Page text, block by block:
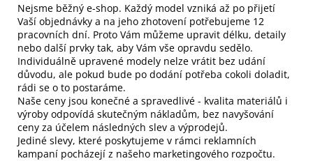
Nejsme běžný e-shop. Každý model vzniká až po přijetí
Vaší objednávky a na jeho zhotovení potřebujeme 12
pracovních dní. Proto Vám můžeme upravit délku, detaily
nebo další prvky tak, aby Vám vše opravdu sedělo.
Individuálně upravené modely nelze vrátit bez udání
důvodu, ale pokud bude po dodání potřeba cokoli doladit,
rádi se o to postaráme.
Naše ceny jsou konečné a spravedlivé - kvalita materiálů i
výroby odpovídá skutečným nákladům, bez navyšování
ceny za účelem následných slev a výprodejů.
Jediné slevy, které poskytujeme v rámci reklamních
kampaní pocházejí z našeho marketingového rozpočtu.